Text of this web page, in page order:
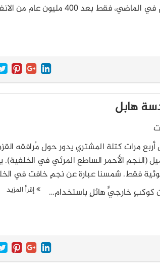
هابل
مرات كتلة المشتري يدور حول مُرافقه
مسافة 5 مليار ميل (النجم الأحمر الساطع المرئي في
عنا 170 سنة ضوئية فقط. شمسنا عبارة عن نجمٍ خافت في
كوكبٍ خارجيٍّ هائلٍ باستخدام…
إقرأ المزيد